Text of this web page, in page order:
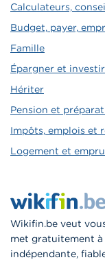
Calculateurs,
Budget, payer,
Famille
Épargner et investir
Hériter
Pension et
Impôts, emplois et
Logement et
Wikifin.be veut
met gratuitement
indépendante,